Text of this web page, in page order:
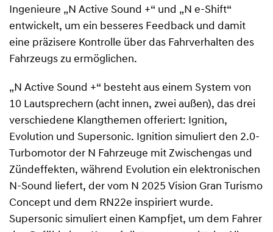
Ingenieure „N Active Sound +“ und „N e-Shift“
entwickelt, um ein besseres Feedback und damit
eine präzisere Kontrolle über das Fahrverhalten des
Fahrzeugs zu ermöglichen.
„N Active Sound +“ besteht aus einem System von
10 Lautsprechern (acht innen, zwei außen), das drei
verschiedene Klangthemen offeriert: Ignition,
Evolution und Supersonic. Ignition simuliert den 2.0-
Turbomotor der N Fahrzeuge mit Zwischengas und
Zündeffekten, während Evolution ein elektronischen
N-Sound liefert, der vom N 2025 Vision Gran Turismo
Concept und dem RN22e inspiriert wurde.
Supersonic simuliert einen Kampfjet, um dem Fahrer